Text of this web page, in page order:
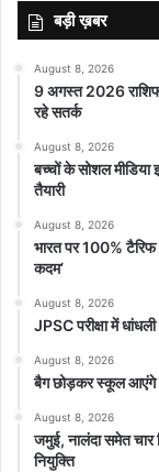
बड़ी ख़बर
August 8, 2026
9 अगस्त 2026
रहे सतर्क
August 8, 2026
बच्चों के सोशल
तैयारी
August 8, 2026
भारत पर 100% टैरिफ
कदम’
August 8, 2026
JPSC परीक्षा में
August 8, 2026
बैग छोड़कर स्कूल आएंगे
August 8, 2026
जमुई, नालंदा समेत चार
नियुक्ति